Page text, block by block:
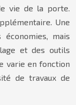
vie de la porte.
Une
mais
et des outils
varie en fonction
de travaux de